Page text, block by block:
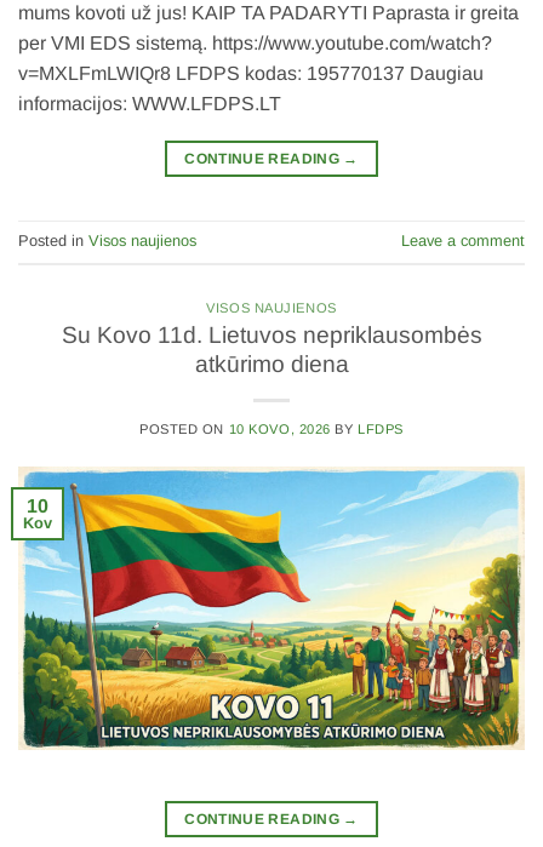
mums kovoti už jus! KAIP TA PADARYTI Paprasta ir greita
per VMI EDS sistemą. https://www.youtube.com/watch?
v=MXLFmLWIQr8 LFDPS kodas: 195770137 Daugiau
informacijos: WWW.LFDPS.LT
CONTINUE READING →
Posted in Visos naujienos Leave a comment
VISOS NAUJIENOS
Su Kovo 11d. Lietuvos nepriklausombės
atkūrimo diena
POSTED ON 10 KOVO, 2026 BY LFDPS
10
Kov
CONTINUE READING →